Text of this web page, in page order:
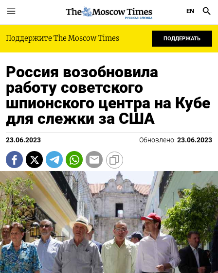
РУССКАЯ СЛУЖБА
EN
Поддержите The Moscow Times ПОДДЕРЖАТЬ
Россия возобновила
работу советского
шпионского центра на Кубе
для слежки за США
23.06.2023 Обновлено: 23.06.2023